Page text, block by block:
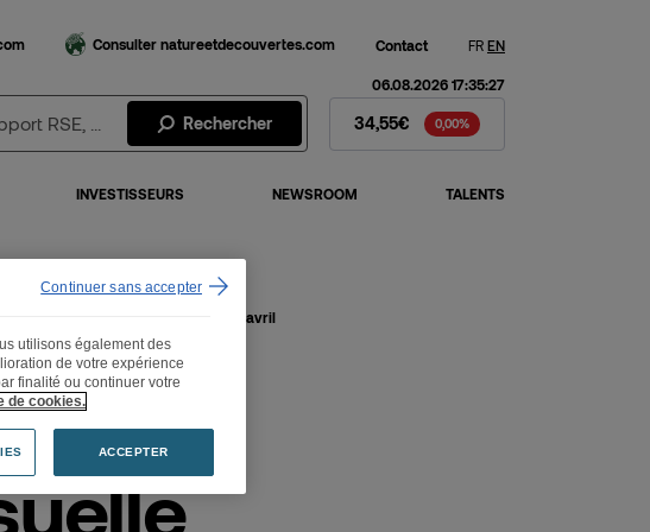
Consulter natureetdecouvertes.com Contact FR EN
Rechercher Action Fnac Darty - Cours de
06.08.2026 17:35:27
34,55€ 0,00%
INVESTISSEURS NEWSROOM TALENTS
du nombre de droits de vote au 30 avril
utilisons également des
de votre expérience
finalité ou continuer votre
de cookies.
ACCEPTER
Continuer sans accepter